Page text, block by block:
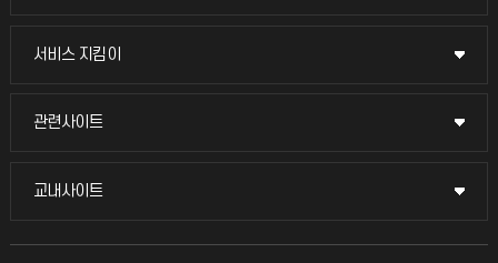
교무회의방송
서비스 지킴이
서비스 지킴이
묻고 답하기
관련사이트
관련사이트
국방헬프콜
교내사이트
교내사이트
교수회